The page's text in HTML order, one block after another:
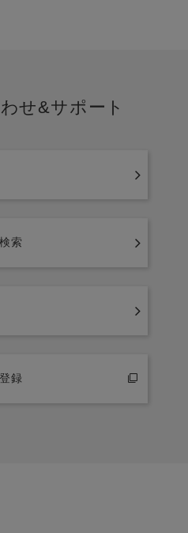
せ&サポート
索
録